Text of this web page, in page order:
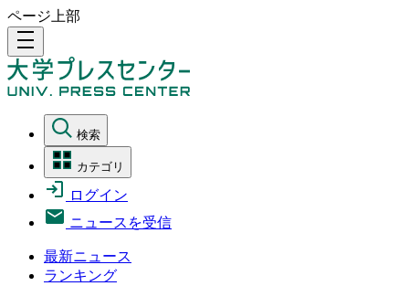
ページ上部
density_medium
検索
カテゴリ
ログイン
ニュースを受信
最新ニュース
ランキング